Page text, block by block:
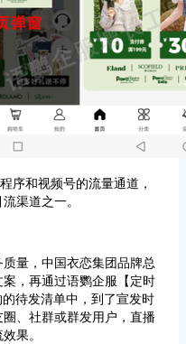
序和视频号的流量通道，
渠道之一。
量，中国衣恋集团品牌总
，再通过语鹦企服【定时
待发清单中，到了宣发时
、社群或群发用户，直播
果。